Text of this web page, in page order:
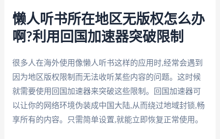
懒人听书所在地区无版权怎么办
啊?利用回国加速器突破限制
很多人在海外使用像懒人听书这样的应用时,经常会遇到
因为地区版权限制而无法收听某些内容的问题。这时候
就需要使用回国加速器来突破这些限制。回国加速器可
以让你的网络环境伪装成中国大陆,从而绕过地域封锁,畅
享所有的内容。只需简单设置,就能立即恢复正常使用。